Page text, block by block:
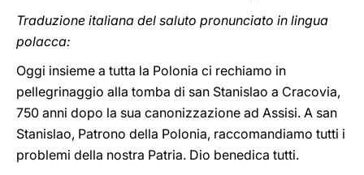
Traduzione italiana del saluto pronunciato in lingua
polacca:
Oggi insieme a tutta la Polonia ci rechiamo in
pellegrinaggio alla tomba di san Stanislao a Cracovia,
750 anni dopo la sua canonizzazione ad Assisi. A san
Stanislao, Patrono della Polonia, raccomandiamo tutti i
problemi della nostra Patria. Dio benedica tutti.